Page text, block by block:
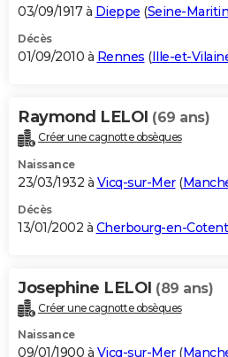
03/09/1917 à Dieppe (Seine-
Décès
01/09/2010 à Rennes (Ille-et-
Raymond LELOI (69 ans)
Créer une cagnotte obsèques
Naissance
23/03/1932 à Vicq-sur-Mer(
Décès
13/01/2002 à Cherbourg-en-
Josephine LELOI (89 ans)
Créer une cagnotte obsèques
Naissance
09/01/1900 à Vicq-sur-Mer(